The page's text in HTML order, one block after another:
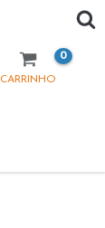
CARRINHO
0